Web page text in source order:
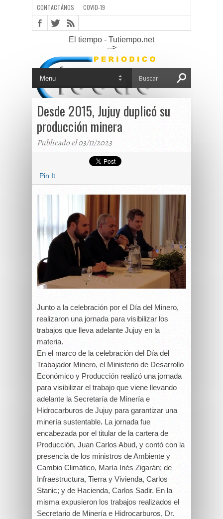
CONTACTÁNOS COVID-19
El tiempo - Tutiempo.net
-->
Desde 2015, Jujuy duplicó su
producción minera
Publicado el 03/11/2023
Pin It
Junto a la celebración por el Día del Minero,
realizaron una jornada para visibilizar los
trabajos que lleva adelante Jujuy en la
materia.
En el marco de la celebración del Día del
Trabajador Minero, el Ministerio de Desarrollo
Económico y Producción realizó una jornada
para visibilizar el trabajo que viene llevando
adelante la Secretaría de Minería e
Hidrocarburos de Jujuy para garantizar una
minería sustentable. La jornada fue
encabezada por el titular de la cartera de
Producción, Juan Carlos Abud, y contó con la
presencia de los ministros de Ambiente y
Cambio Climático, María Inés Zigarán; de
Infraestructura, Tierra y Vivienda, Carlos
Stanic; y de Hacienda, Carlos Sadir. En la
misma expusieron los trabajos realizados el
Secretario de Minería e Hidrocarburos, Dr.